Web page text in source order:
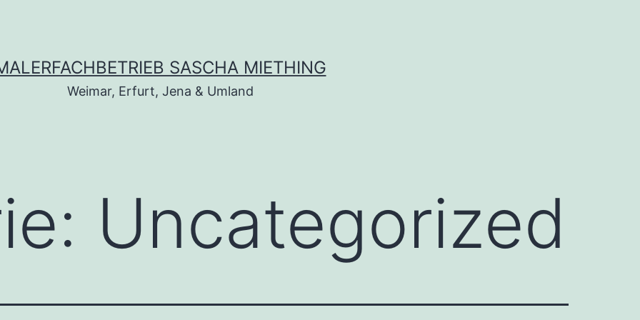
SASCHA MIETHING
Weimar, Erfurt, Jena & Umland
Uncategorized